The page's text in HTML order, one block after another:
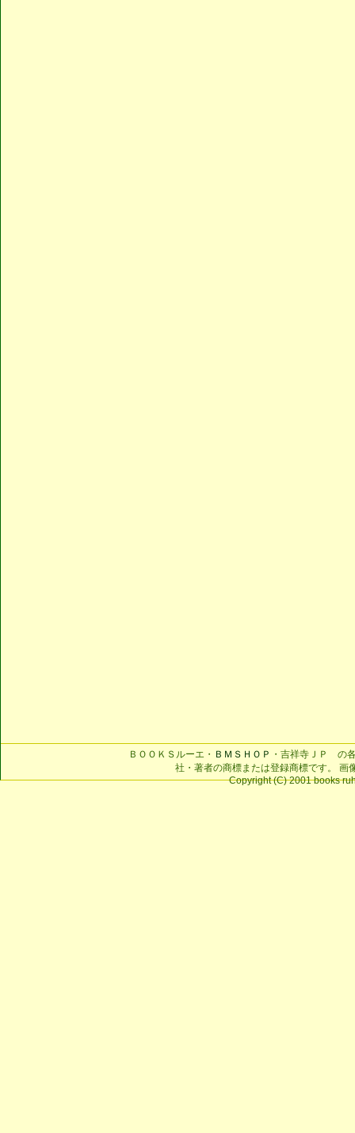
ＢＯＯＫＳルーエ・ ＢＭＳＨＯＰ ・吉祥寺ＪＰ の
社・著者の商標または登録商標です。 画
Copyright (C) 2001 books